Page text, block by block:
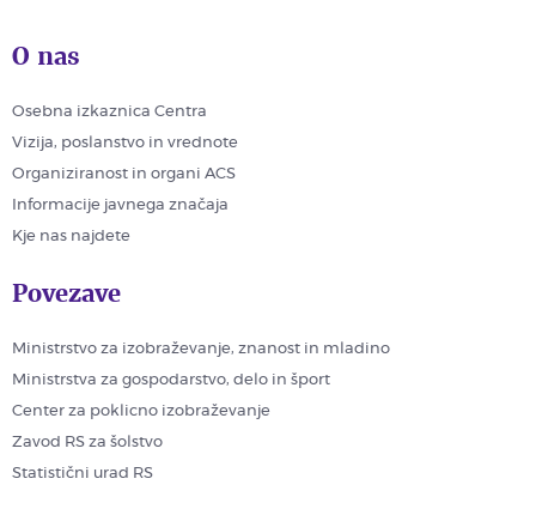
O nas
Osebna izkaznica Centra
Vizija, poslanstvo in vrednote
Organiziranost in organi ACS
Informacije javnega značaja
Kje nas najdete
Povezave
Ministrstvo za izobraževanje, znanost in mladino
Ministrstva za gospodarstvo, delo in šport
Center za poklicno izobraževanje
Zavod RS za šolstvo
Statistični urad RS